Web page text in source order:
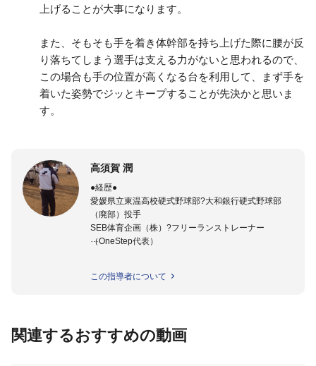
上げることが大事になります。
また、そもそも手を着き体幹部を持ち上げた際に腰が反
り落ちてしまう選手は支える力がないと思われるので、
この場合も手の位置が高くなる台を利用して、まず手を
着いた姿勢でジッとキープすることが先決かと思いま
す。
高須賀 潤
●経歴●
愛媛県立東温高校硬式野球部?大和銀行硬式野球部
（廃部）投手
SEB体育企画（株）?フリーランストレーナー
（OneStep代表）
今治西高校野球部
川之江高校野球部
この指導者について
関連するおすすめの動画